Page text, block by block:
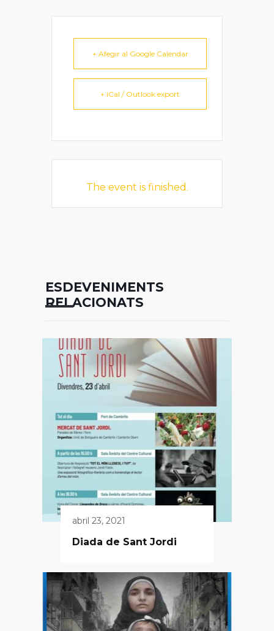
+ Afegir al Google Calendar
+ iCal / Outlook export
The event is finished.
ESDEVENIMENTS
RELACIONATS
abril 23, 2021
Diada de Sant Jordi